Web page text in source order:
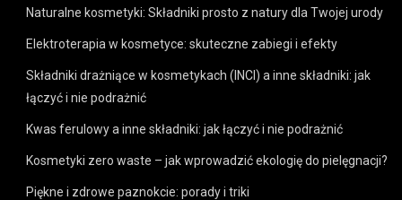
Naturalne kosmetyki: Składniki prosto z natury dla Twojej urody
Elektroterapia w kosmetyce: skuteczne zabiegi i efekty
Składniki drażniące w kosmetykach (INCI) a inne składniki: jak
łączyć i nie podrażnić
Kwas ferulowy a inne składniki: jak łączyć i nie podrażnić
Kosmetyki zero waste – jak wprowadzić ekologię do pielęgnacji?
Piękne i zdrowe paznokcie: porady i triki